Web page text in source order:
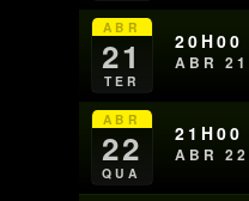
ABR
21
TER
20H00
ABR
ABR
22
QUA
21H00
ABR 22